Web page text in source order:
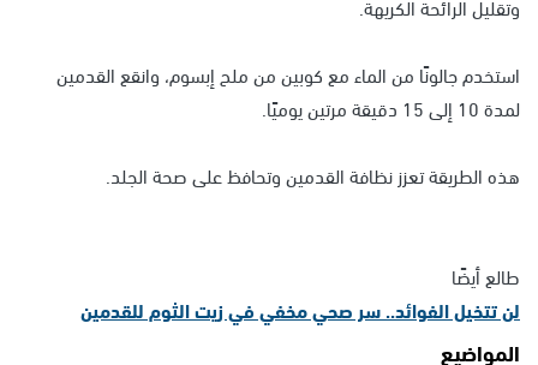
استخدم جالونًا من الماء مع كوبين من ملح إبسوم، وانقع القدمين
لمدة 10 إلى 15 دقيقة مرتين يوميًا.
هذه الطريقة تعزز نظافة القدمين وتحافظ على صحة الجلد.
طالع أيضًا
لن تتخيل الفوائد.. سر صحي مخفي في زيت الثوم للقدمين
المواضيع